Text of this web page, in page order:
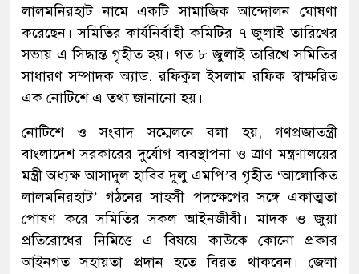
লালমনিরহাট নামে একটি সামাজিক আন্দোলন ঘোষণা
করেছেন। সমিতির কার্যনির্বাহী কমিটির ৭ জুলাই তারিখের
সভায় এ সিদ্ধান্ত গৃহীত হয়। গত ৮ জুলাই তারিখে সমিতির
সাধারণ সম্পাদক অ্যাড. রফিকুল ইসলাম রফিক স্বাক্ষরিত
এক নোটিশে এ তথ্য জানানো হয়।
নোটিশে ও সংবাদ সম্মেলনে বলা হয়, গণপ্রজাতন্ত্রী
বাংলাদেশ সরকারের দুর্যোগ ব্যবস্থাপনা ও ত্রাণ মন্ত্রণালয়ের
মন্ত্রী অধ্যক্ষ আসাদুল হাবিব দুলু এমপি’র গৃহীত ‘আলোকিত
লালমনিরহাট’ গঠনের সাহসী পদক্ষেপের সঙ্গে একাত্মতা
পোষণ করে সমিতির সকল আইনজীবী। মাদক ও জুয়া
প্রতিরোধের নিমিত্তে এ বিষয়ে কাউকে কোনো প্রকার
আইনগত সহায়তা প্রদান হতে বিরত থাকবেন। জেলা